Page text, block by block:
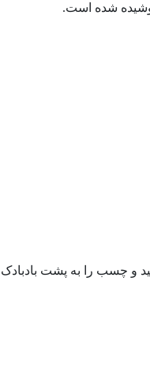
شده است.
و چسب را به پشت